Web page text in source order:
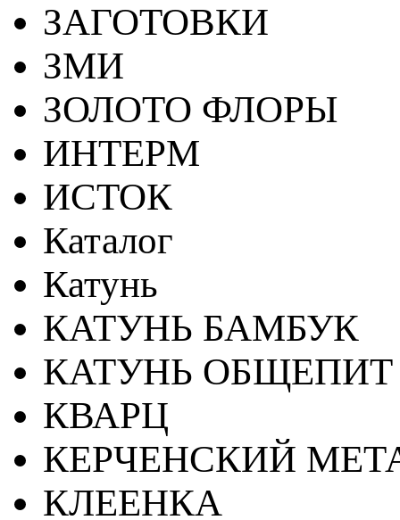
ЗАГОТОВКИ
ЗМИ
ЗОЛОТО ФЛОРЫ
ИНТЕРМ
ИСТОК
Каталог
Катунь
КАТУНЬ БАМБУК
КАТУНЬ ОБЩЕПИТ
КВАРЦ
КЕРЧЕНСКИЙ
КЛЕЕНКА